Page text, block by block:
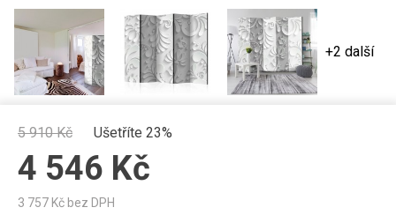
+2 další
5 910Kč Ušetříte 23%
4 546 Kč
3 757 Kč bez DPH